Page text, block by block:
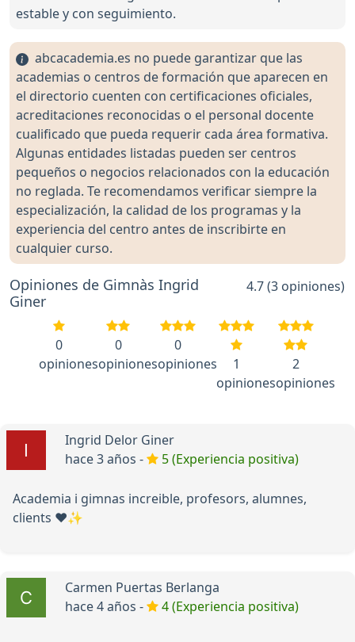
estable y con seguimiento.
abcacademia.es no puede garantizar que las
academias o centros de formación que aparecen en
el directorio cuenten con certificaciones oficiales,
acreditaciones reconocidas o el personal docente
cualificado que pueda requerir cada área formativa.
Algunas entidades listadas pueden ser centros
pequeños o negocios relacionados con la educación
no reglada. Te recomendamos verificar siempre la
especialización, la calidad de los programas y la
experiencia del centro antes de inscribirte en
cualquier curso.
Opiniones de Gimnàs Ingrid
Giner
4.7 (3 opiniones)
0
opiniones
0
opiniones
0
opiniones
1
opiniones
2
opiniones
Ingrid Delor Giner
hace 3 años -
5 (Experiencia positiva)
Academia i gimnas increible, profesors, alumnes,
clients ❤️✨
Carmen Puertas Berlanga
hace 4 años -
4 (Experiencia positiva)